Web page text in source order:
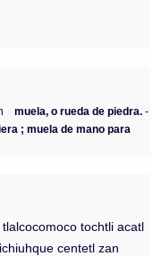
muela, o rueda de piedra. -
; muela de mano para
tlalcocomoco tochtli acatl
centetl zan